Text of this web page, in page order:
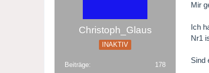
Christoph_Glaus
INAKTIV
Beiträge 178
Mir
Ich
Nr1
Sind